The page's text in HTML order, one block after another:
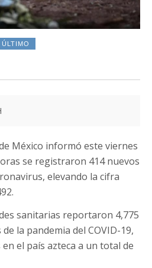
ÚLTIMO
México informó este viernes
se registraron 414 nuevos
elevando la cifra
sanitarias reportaron 4,775
la pandemia del COVID-19,
el país azteca a un total de